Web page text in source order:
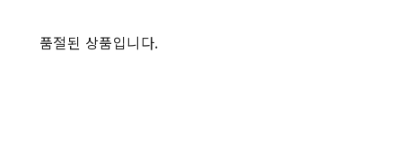
품절된 상품입니다.